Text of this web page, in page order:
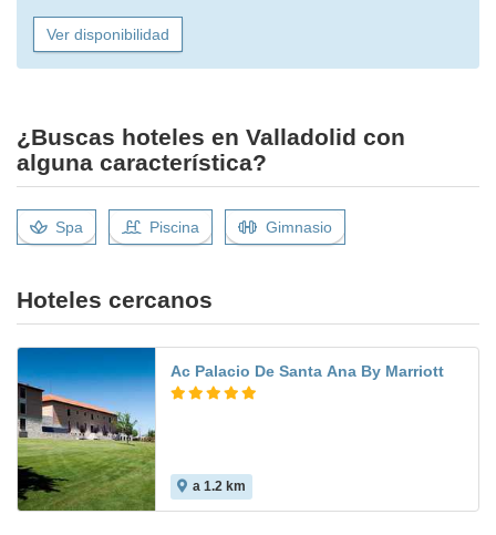
Ver disponibilidad
¿Buscas hoteles en Valladolid con
alguna característica?
Spa Piscina Gimnasio
Hoteles cercanos
Ac Palacio De Santa Ana By Marriott
a 1.2 km